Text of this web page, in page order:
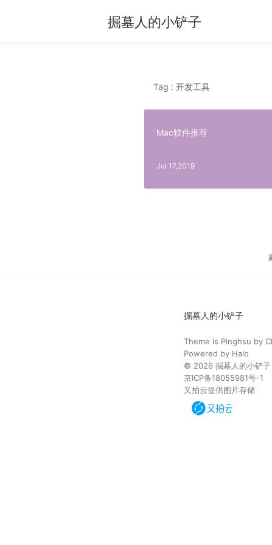
掘墓人的小铲子
Tag : 开发工具
Mac软件推荐
Jul 17,2019
掘墓人的小铲子
Theme is Pinghsu by
Powered by Halo
© 2026 掘墓人的小铲子
京ICP备18055981号-1
又拍云提供图片存储